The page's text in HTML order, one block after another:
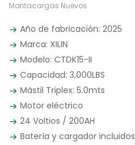
Montacargas Nuevos
Año de fabricación: 2025
Marca: XILIN
Modelo: CTDK15-II
Capacidad: 3,000LBS
Mástil Triplex: 5.0mts
Motor eléctrico
24 Voltios / 200AH
Batería y cargador incluidos